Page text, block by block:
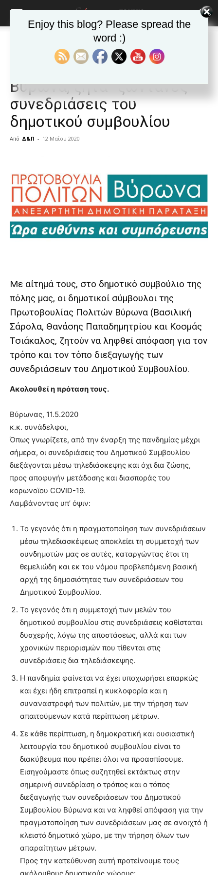
Ανακοινώσεις - Δελτία τύπου
Ανακοινώσεις - Δελτία τύπου
Η Πρωτοβουλία Πολιτών
Βύρωνα, ζητά “ζωντανές”
συνεδριάσεις του
δημοτικού συμβουλίου
Από Δ&Π - 12 Μαΐου 2020
very
hot
show.desi
xxx
brandi
lyons
meaning
of
pain.
pornhun
hd
porn
Με αίτημά τους, στο δημοτικό συμβούλιο της
πόλης μας, οι δημοτικοί σύμβουλοι της
Πρωτοβουλίας Πολιτών Βύρωνα (Βασιλική
Σάρολα, Θανάσης Παπαδημητρίου και Κοσμάς
Τσιάκαλος, ζητούν να ληφθεί απόφαση για τον
τρόπο και τον τόπο διεξαγωγής των
συνεδριάσεων του Δημοτικού Συμβουλίου.
Ακολουθεί η πρόταση τους.
Βύρωνας, 11.5.2020
κ.κ. συνάδελφοι,
Όπως γνωρίζετε, από την έναρξη της πανδημίας μέχρι
σήμερα, οι συνεδριάσεις του Δημοτικού Συμβουλίου
διεξάγονται μέσω τηλεδιάσκεψης και όχι δια ζώσης,
προς αποφυγήν μετάδοσης και διασποράς του
κορωνοϊου COVID-19.
Λαμβάνοντας υπ’ όψιν:
Το γεγονός ότι η πραγματοποίηση των συνεδριάσεων
μέσω τηλεδιασκέψεως αποκλείει τη συμμετοχή των
συνδημοτών μας σε αυτές, καταργώντας έτσι τη
θεμελιώδη και εκ του νόμου προβλεπόμενη βασική
αρχή της δημοσιότητας των συνεδριάσεων του
Δημοτικού Συμβουλίου.
Το γεγονός ότι η συμμετοχή των μελών του
δημοτικού συμβουλίου στις συνεδριάσεις καθίσταται
δυσχερής, λόγω της αποστάσεως, αλλά και των
χρονικών περιορισμών που τίθενται στις
συνεδριάσεις δια τηλεδιάσκεψης.
Η πανδημία φαίνεται να έχει υποχωρήσει επαρκώς
και έχει ήδη επιτραπεί η κυκλοφορία και η
συναναστροφή των πολιτών, με την τήρηση των
απαιτούμενων κατά περίπτωση μέτρων.
Σε κάθε περίπτωση, η δημοκρατική και ουσιαστική
λειτουργία του δημοτικού συμβουλίου είναι το
διακύβευμα που πρέπει όλοι να προασπίσουμε.
Εισηγούμαστε όπως συζητηθεί εκτάκτως στην
σημερινή συνεδρίαση ο τρόπος και ο τόπος
διεξαγωγής των συνεδριάσεων του Δημοτικού
Συμβουλίου Βύρωνα και να ληφθεί απόφαση για την
πραγματοποίηση των συνεδριάσεων μας σε ανοιχτό ή
κλειστό δημοτικό χώρο, με την τήρηση όλων των
απαραίτητων μέτρων.
Προς την κατεύθυνση αυτή προτείνουμε τους
Enjoy this blog? Please spread the
word :)